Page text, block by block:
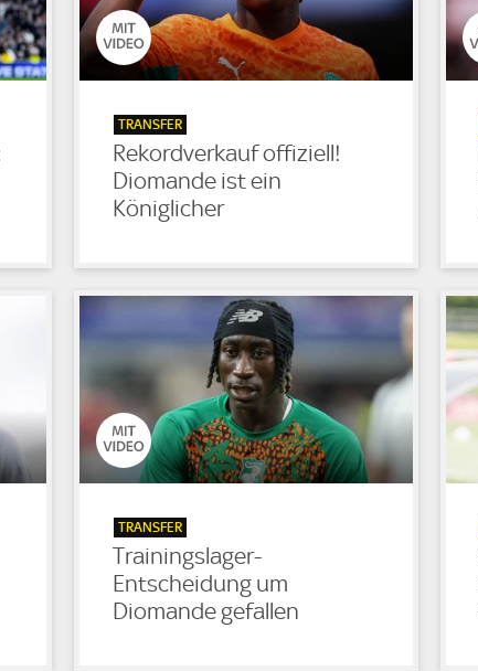
TRANSFER
Rekordverkauf offiziell!
Diomande ist ein
Königlicher
TRANSFER
Trainingslager-
Entscheidung um
Diomande gefallen